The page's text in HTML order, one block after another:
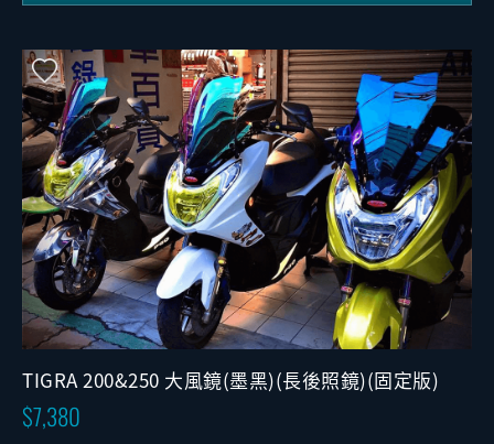
TIGRA 200&250 大風鏡(墨黑)(長後照鏡)(固定版)
7,380